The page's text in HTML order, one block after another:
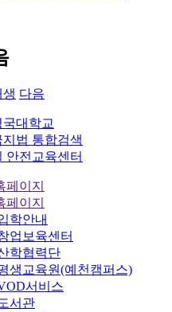
생 다음
국대학교
지법 통합검색
안전교육센터
페이지
페이지
학안내
업보육센터
학협력단
생교육원(예천캠퍼스)
서비스
서관